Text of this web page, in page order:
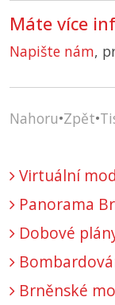
Máte více
Napište nám,
Nahoru•Zpět•
Virtuální
Panorama
Dobové
Brněnské